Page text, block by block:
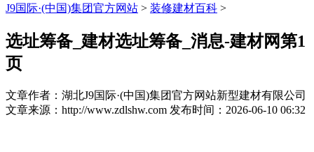
J9国际·(中国)集团官方网站 > 装修建材百科 >
选址筹备_建材选址筹备_消息-建材网第1
页
文章作者：湖北J9国际·(中国)集团官方网站新型建材有限公司
文章来源：http://www.zdlshw.com 发布时间：2026-06-10 06:32